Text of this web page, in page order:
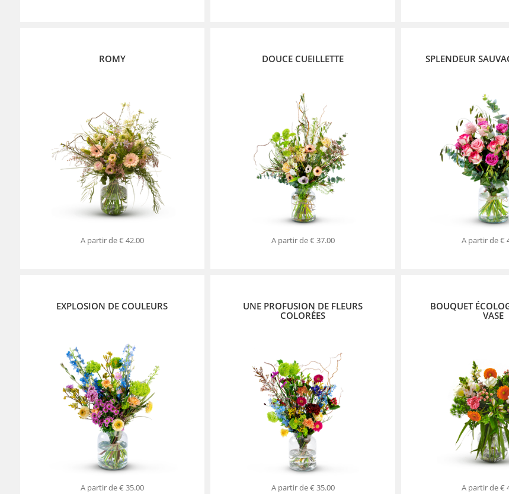
ROMY
A partir de€ 42.00
DOUCE CUEILLETTE
A partir de€ 37.00
SPLENDEUR
A partir de€
EXPLOSION DE COULEURS
A partir de€ 35.00
UNE PROFUSION DE FLEURS
COLORÉES
A partir de€ 35.00
BOUQUET
VASE
A partir de€